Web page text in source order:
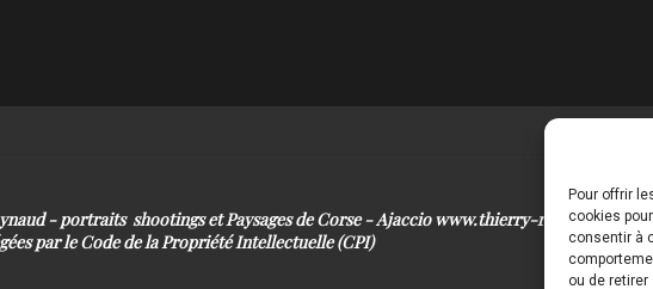
Pour offrir
cookies
consentir à
ou de
- portraits shootings et Paysages de Corse - Ajaccio www.thierry-raynaud.com ©
par le Code de la Propriété Intellectuelle (CPI)